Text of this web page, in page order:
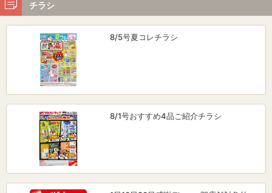
チラシ
8/5号夏コレチラシ
8/1号おすすめ4品ご紹介チラシ